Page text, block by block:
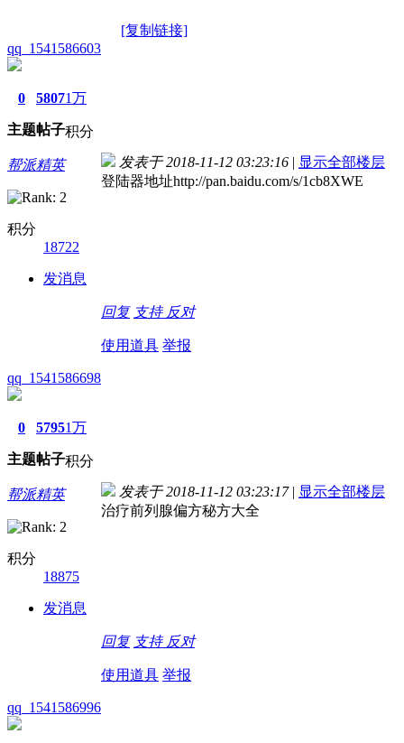
[复制链接]
qq_1541586603
0
主题
5807
帖子
1万
积分
帮派精英
积分
18722
发消息
发表于 2018-11-12 03:23:16 | 显示全部楼层
登陆器地址http://pan.baidu.com/s/1cb8XWE
回复 支持 反对
使用道具 举报
qq_1541586698
0
主题
5795
帖子
1万
积分
帮派精英
积分
18875
发消息
发表于 2018-11-12 03:23:17 | 显示全部楼层
治疗前列腺偏方秘方大全
回复 支持 反对
使用道具 举报
qq_1541586996